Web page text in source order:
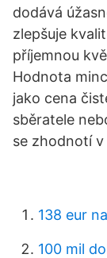
dodává
zlepšuje
příjemnou
Hodnota
jako cena
sběratele
se zhodnotí
138 eur
100 mil